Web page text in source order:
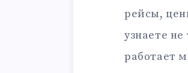
рейсы,
узнаете
работает